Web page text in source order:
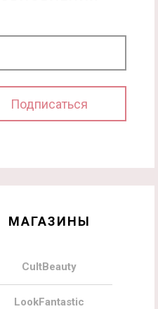
МАГАЗИНЫ
CultBeauty
LookFantastic